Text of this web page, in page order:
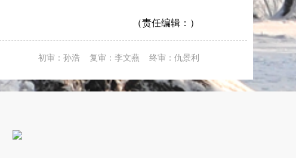
（责任编辑：）
初审：孙浩 复审：李文燕 终审：仇景利